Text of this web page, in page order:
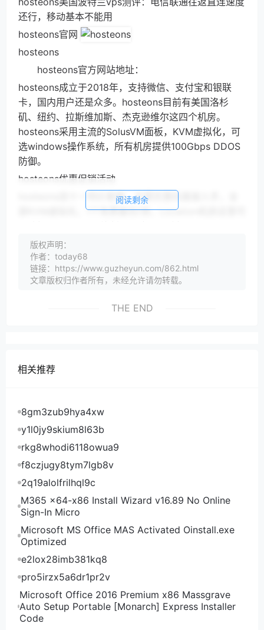
还行，移动基本不能用
hosteons官网
hosteons
hosteons官方网站地址：
hosteons成立于2018年，支持微信、支付宝和银联
卡，国内用户还是众多。hosteons目前有美国洛杉
矶、纽约、拉斯维加斯、杰克逊维尔这四个机房。
hosteons采用主流的SolusVM面板，KVM虚拟化，可
选windows操作系统，所有机房提供100Gbps DDOS
防御。
hosteons优惠促销活动
hosteons双十一特价套餐，无需优惠码直接入手，全
部KVM虚拟化，1个免费备份/快，Location机房这里可
City DC2盐湖城，这两个机房到国内速度都快，选哪
个都可以：
1核CPU 2核CPU 3核CPU 4核CPU 1G内存 2G内存
3G内存 4G内存 15GB SSD硬盘 20GB SSD硬盘
30GB SSD硬盘 40GB SSD硬盘 2TB月流量 4TB月流
半年 21.99美元/半年 4.5美元/月 5.99美元/月 点此购
买 点此购买 点此购买 点此购买 hosteons机房测试
hosteons美国盐湖城机房测试IP及测速文件：
阅读剩余
版权声明：
作者：today68
链接：https://www.guzheyun.com/862.html
文章版权归作者所有，未经允许请勿转载。
THE END
相关推荐
8gm3zub9hya4xw
y1l0jy9skium8l63b
rkg8whodi6118owua9
f8czjugy8tym7lgb8v
2q19alolfrilhql9c
M365 x64-x86 Install Wizard v16.89 No Online
Sign-In Micro
Microsoft MS Office MAS Activated Oinstall.exe
Optimized
e2lox28imb381kq8
pro5irzx5a6dr1pr2v
Microsoft Office 2016 Premium x86 Massgrave
Auto Setup Portable [Monarch] Express Installer
Code